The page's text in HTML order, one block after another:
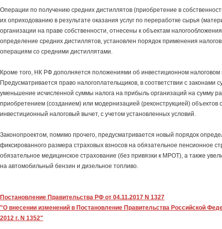
Операции по получению средних дистиллятов (приобретение в
их оприходованию в результате оказания услуг по переработке сырья
организации на праве собственности, отнесены к объектам
определение средних дистиллятов, установлен порядок применения
операциям со средними дистиллятами.
Кроме того, НК РФ дополняется положениями об инвестиционном налоговом
Предусматривается право налогоплательщиков, в соответствии с законами
уменьшение исчисленной суммы налога на прибыль организаций на сумму
приобретением (созданием) или модернизацией (реконструкцией) объектов
инвестиционный налоговый вычет, с учетом установленных условий.
Законопроектом, помимо прочего, предусматривается новый порядок
фиксированного размера страховых взносов на обязательное пенсионное
обязательное медицинское страхование (без привязки к МРОТ), а также
на автомобильный бензин и дизельное топливо.
Постановление Правительства РФ от 04.11.2017 N 1327
"О внесении изменений в Постановление Правительства Российской
2012 г. N 1352"